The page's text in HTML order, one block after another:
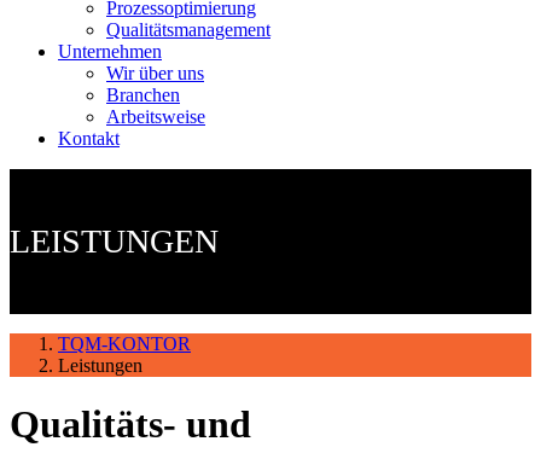
Prozessoptimierung
Qualitätsmanagement
Unternehmen
Wir über uns
Branchen
Arbeitsweise
Kontakt
LEISTUNGEN
TQM-KONTOR
Leistungen
Qualitäts- und